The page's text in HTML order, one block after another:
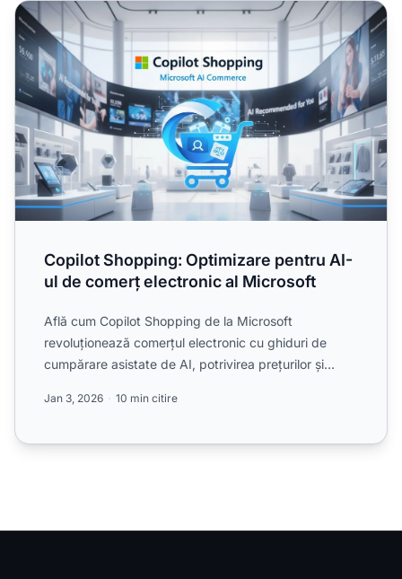
Copilot Shopping: Optimizare pentru AI-ul de comerț
Copilot Shopping: Optimizare pentru AI-
ul de comerț electronic al Microsoft
Află cum Copilot Shopping de la Microsoft
revoluționează comerțul electronic cu ghiduri de
cumpărare asistate de AI, potrivirea prețurilor și
Jan 3, 2026 10 min citire